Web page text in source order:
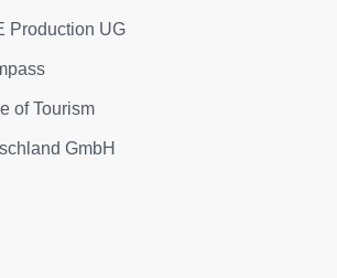
Production UG
of Tourism
GmbH